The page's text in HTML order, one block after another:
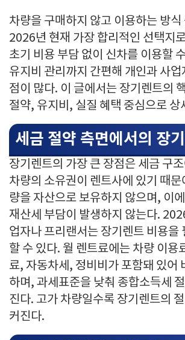
차량을 구매하지 않고 이용하는 방
2026년 현재 가장 합리적인 선택지
초기 비용 부담 없이 신차를 이용할
유지비 관리까지 간편해 개인과 사
점이 많다. 이 글에서는 장기렌트의
절약, 유지비, 실질 혜택 중심으로 상
세금 절약 측면에서의 장
장기렌트의 가장 큰 장점은 세금 구
차량의 소유권이 렌트사에 있기 때
량을 자산으로 보유하지 않으며, 이
재산세 부담이 발생하지 않는다.
업자나 프리랜서는 장기렌트 비용을
할 수 있다. 월 렌트료에는 차량 이용
료, 자동차세, 정비비가 포함돼 있어
하며, 과세표준을 낮춰 종합소득세
진다. 고가 차량일수록 장기렌트의
커진다.